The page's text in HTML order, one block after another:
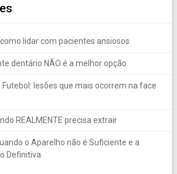
lidar com pacientes ansiosos
dentário NÃO é a melhor opção
Futebol: lesões que mais ocorrem na face
REALMENTE precisa extrair
o Aparelho não é Suficiente e a
Definitiva